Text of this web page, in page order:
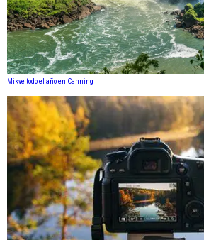
Mikve todo el año en Canning